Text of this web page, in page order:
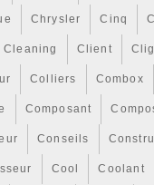
Chrysler Cinq
Cleaning Client
Colliers Combox
Composant
Conseils
Cool Coolant
emballage en
être refusé.
ou présente
nous aurons
et vérifié que
Desguaces El
au
paiement